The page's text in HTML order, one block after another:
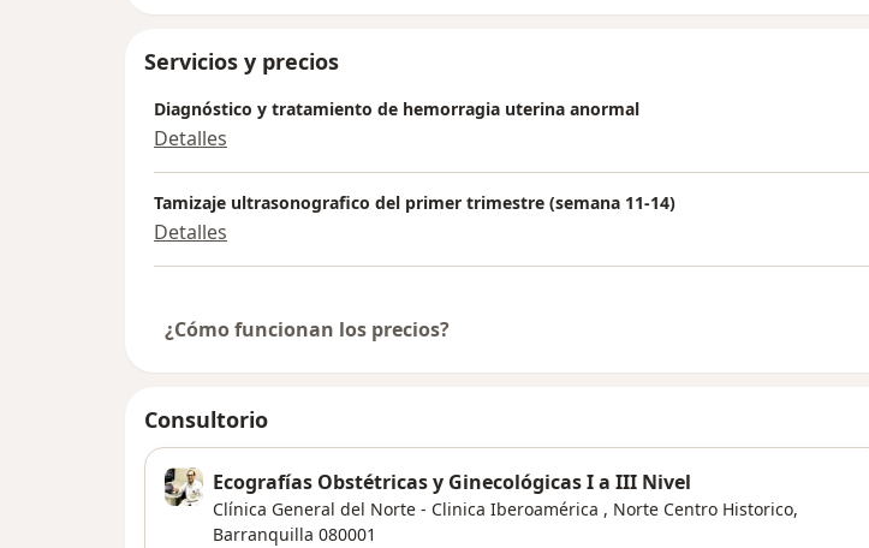
Servicios y precios
Diagnóstico y tratamiento de hemorragia uterina anormal
Detalles
Tamizaje ultrasonografico del primer trimestre (semana 11-14)
Detalles
¿Cómo funcionan los precios?
Consultorio
Ecografías Obstétricas y Ginecológicas I a III Nivel
Clínica General del Norte - Clinica Iberoamérica , Norte Centro Historico,
Barranquilla 080001